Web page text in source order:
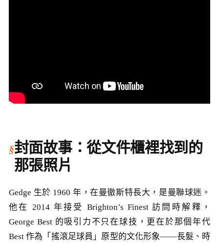
封面故事：從文件櫃裡找到的
那張照片
Gedge 生於 1960 年，在曼徹斯特長大，是曼聯球迷。
他在 2014 年接受 Brighton’s Finest 訪問時解釋，
George Best 的吸引力不只在球技，更在於那個年代
Best 作為「搖滾足球員」原型的文化形象——長髮、時